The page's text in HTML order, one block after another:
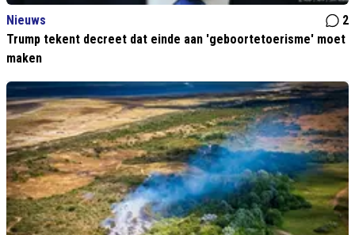
Nieuws
2
Trump tekent decreet dat einde aan 'geboortetoerisme' moet
maken